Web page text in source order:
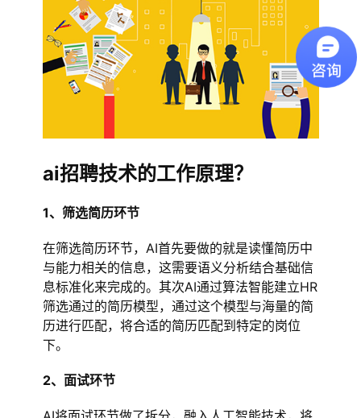
ai招聘技术的工作原理？
1、筛选简历环节
在筛选简历环节，AI首先要做的就是读懂简历中
与能力相关的信息，这需要语义分析结合基础信
息标准化来完成的。其次AI通过算法智能建立HR
筛选通过的简历模型，通过这个模型与海量的简
历进行匹配，将合适的简历匹配到特定的岗位
下。
2、面试环节